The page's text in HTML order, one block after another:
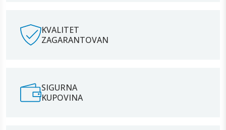
KVALITET
ZAGARANTOVAN
SIGURNA
KUPOVINA